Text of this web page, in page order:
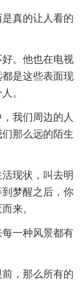
真的让人看的
。他也在电视
是这些表面现
。
我们周边的人
那么远的陌生
现状，叫去明
梦醒之后，你
来。
一种风景都有
，那么所有的